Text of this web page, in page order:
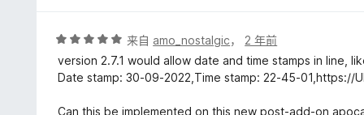
5
评
分
5
5
来自 amo_nostalgic， 2 年前
version 2.7.1 would allow date and time stamps in line,
Date stamp: 30-09-2022,Time stamp: 22-45-01,https://
Can this be implemented on this new post-add-on